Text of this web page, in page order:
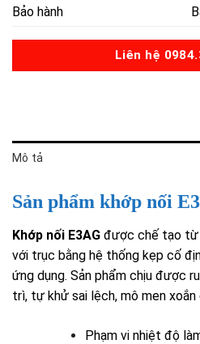
Bảo hành
Liên hệ
Mô tả
Sản phẩm khớp nối
Khớp nối E3AG được chế tạo từ
với trục bằng hệ thống kẹp cố
ứng dụng. Sản phẩm chịu được
trì, tự khử sai lệch, mô men xoắn
Phạm vi nhiệt độ